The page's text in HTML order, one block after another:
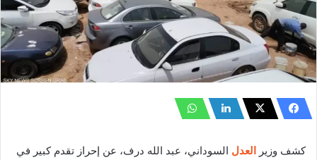
كشف وزير العدل السوداني، عبد الله درف، عن إحراز تقدم كبير في